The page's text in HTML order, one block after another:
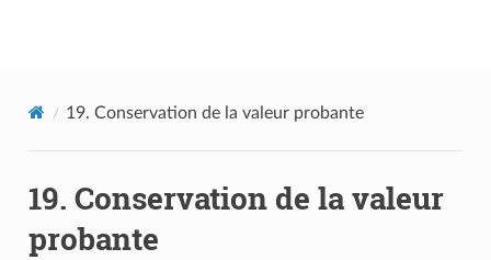
19. Conservation de la valeur probante
19. Conservation de la valeur
probante